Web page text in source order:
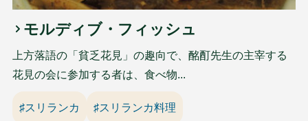
モルディブ・フィッシュ
上方落語の「貧乏花見」の趣向で、酩酊先生の主宰する
花見の会に参加する者は、食べ物...
♯スリランカ ♯スリランカ料理